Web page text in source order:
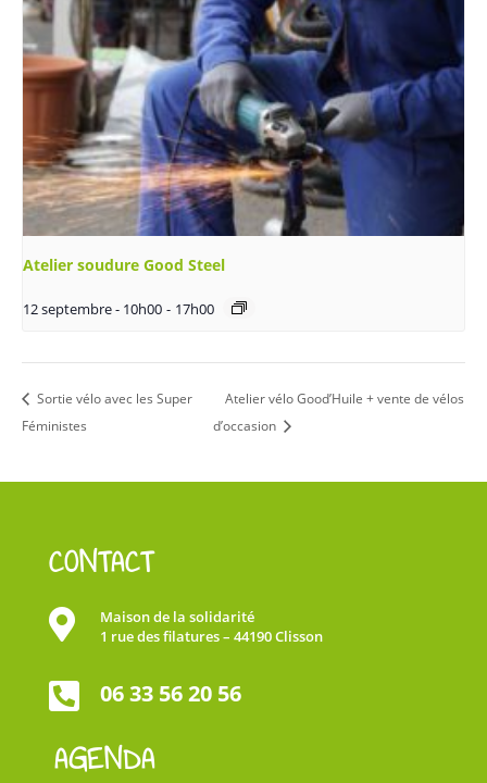
Atelier soudure Good Steel
12 septembre - 10h00 - 17h00
Sortie vélo avec les Super
Féministes
Atelier vélo Good’Huile + vente de vélos
d’occasion
CONTACT

Maison de la solidarité
1 rue des filatures – 44190 Clisson
 06 33 56 20 56
AGENDA